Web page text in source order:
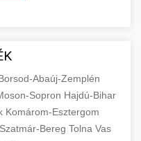
Abaúj-Zemplén
Sopron Hajdú-Bihar
Komárom-Esztergom
Bereg Tolna Vas